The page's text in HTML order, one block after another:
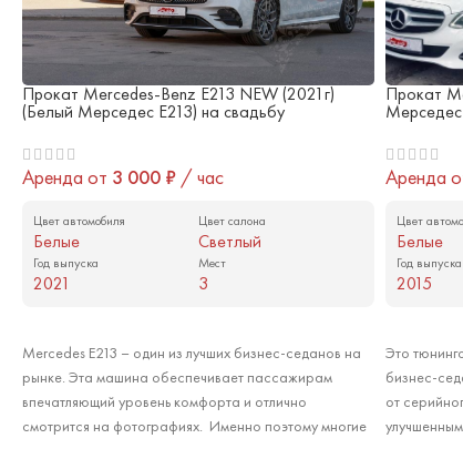
Прокат Mercedes-Benz E213 NEW (2021г)
(Белый Мерседес Е213) на свадьбу
Аренда от 3 000 ₽ / час
Цвет автомобиля
Белые
Цвет салона
Светлый
Год выпуска
2021
Мест
3
Mercedes E213 – один из лучших бизнес-седанов на
рынке. Эта машина обеспечивает пассажирам
впечатляющий уровень комфорта и отлично
смотрится на фотографиях. Именно поэтому многие
Прокат
Аренда
Цвет
Белые
Год выпуска
2015
Это
бизнес-
от